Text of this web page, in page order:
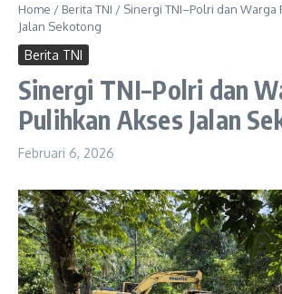
Home / Berita TNI / Sinergi TNI–Polri dan Warga
Jalan Sekotong
Berita TNI
Sinergi TNI–Polri dan
Pulihkan Akses Jalan
Februari 6, 2026